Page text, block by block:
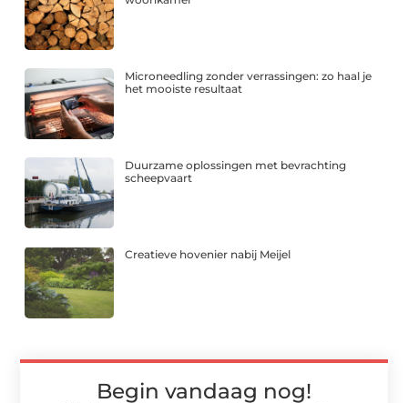
Microneedling zonder verrassingen: zo haal je
het mooiste resultaat
Duurzame oplossingen met bevrachting
scheepvaart
Creatieve hovenier nabij Meijel
Begin vandaag nog!